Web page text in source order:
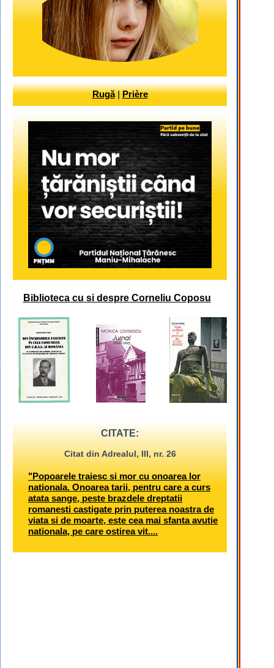
Rugă|Prière
Biblioteca cu si despre Corneliu Coposu
CITATE:
Citat din Adrealul, III, nr. 26
"Popoarele traiesc si mor cu onoarea lor
nationala. Onoarea tarii, pentru care a curs
atata sange, peste brazdele dreptatii
romanesti castigate prin puterea noastra de
viata si de moarte, este cea mai sfanta avutie
nationala, pe care ostirea vit....